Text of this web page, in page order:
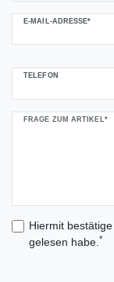
E-MAIL-ADRESSE*
TELEFON
FRAGE ZUM ARTIKEL*
Hiermit
gelesen habe. *